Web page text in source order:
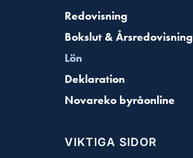
Redovisning
Bokslut & Årsredovisning
Lön
Deklaration
Novareko byråonline
VIKTIGA SIDOR